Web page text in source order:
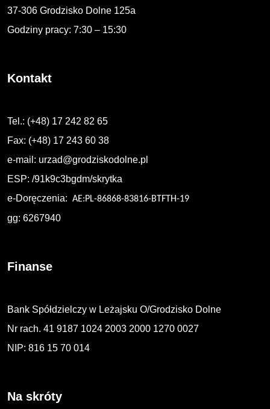
37-306 Grodzisko Dolne 125a
Godziny pracy: 7:30 – 15:30
Kontakt
Tel.: (+48) 17 242 82 65
Fax: (+48) 17 243 60 38
e-mail: urzad@grodziskodolne.pl
ESP: /91k9c3bgdm/skrytka
e-Doręczenia: AE:PL-86868-83816-BTFTH-19
gg: 6267940
Finanse
Bank Spółdzielczy w Leżajsku O/Grodzisko Dolne
Nr rach. 41 9187 1024 2003 2000 1270 0027
NIP: 816 15 70 014
Na skróty